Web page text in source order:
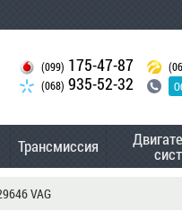
(099) 175-47-87
(068) 935-52-32
Трансмиссия
VAG